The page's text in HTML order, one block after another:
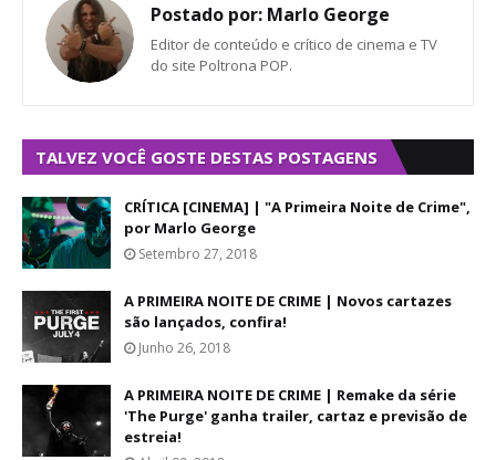
Postado por: Marlo George
Editor de conteúdo e crítico de cinema e TV
do site Poltrona POP.
TALVEZ VOCÊ GOSTE DESTAS POSTAGENS
CRÍTICA [CINEMA] | "A Primeira Noite de Crime",
por Marlo George
Setembro 27, 2018
A PRIMEIRA NOITE DE CRIME | Novos cartazes
são lançados, confira!
Junho 26, 2018
A PRIMEIRA NOITE DE CRIME | Remake da série
'The Purge' ganha trailer, cartaz e previsão de
estreia!